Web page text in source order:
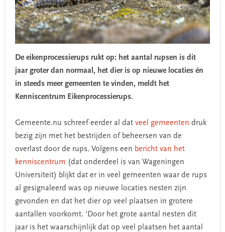
De eikenprocessierups rukt op: het aantal rupsen is dit
jaar groter dan normaal, het dier is op nieuwe locaties én
in steeds meer gemeenten te vinden, meldt het
Kenniscentrum Eikenprocessierups.
Gemeente.nu schreef eerder al dat veel gemeenten druk
bezig zijn met het bestrijden of beheersen van de
overlast door de rups. Volgens een bericht van het
kenniscentrum (dat onderdeel is van Wageningen
Universiteit) blijkt dat er in veel gemeenten waar de rups
al gesignaleerd was op nieuwe locaties nesten zijn
gevonden en dat het dier op veel plaatsen in grotere
aantallen voorkomt. ‘Door het grote aantal nesten dit
jaar is het waarschijnlijk dat op veel plaatsen het aantal